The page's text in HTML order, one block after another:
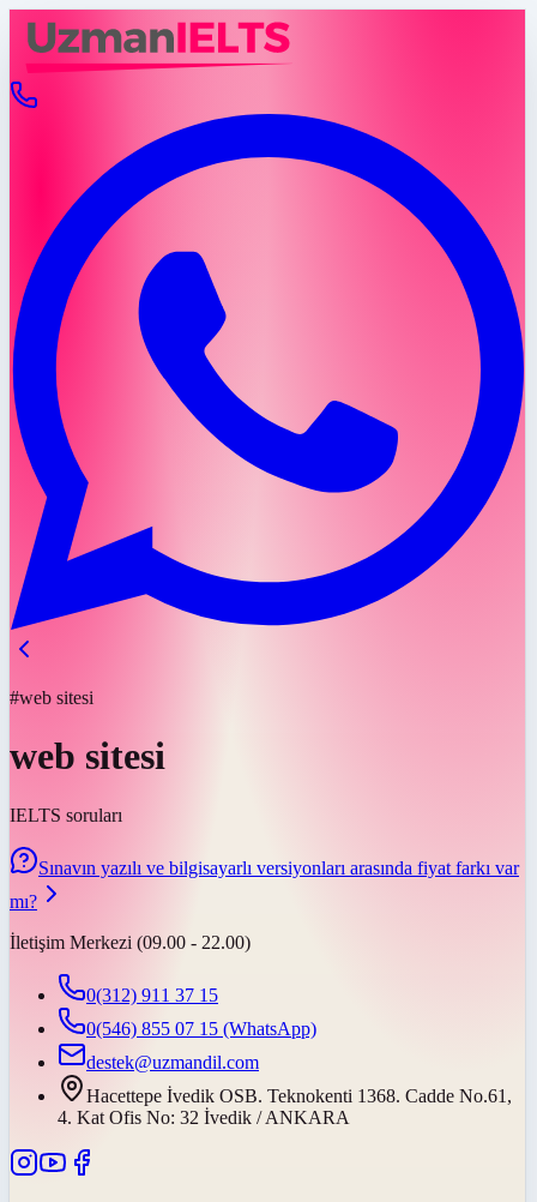
#web sitesi
web sitesi
IELTS soruları
Sınavın yazılı ve bilgisayarlı versiyonları arasında fiyat farkı var
mı?
İletişim Merkezi (09.00 - 22.00)
0(312) 911 37 15
0(546) 855 07 15 (WhatsApp)
destek@uzmandil.com
Hacettepe İvedik OSB. Teknokenti 1368. Cadde No.61,
4. Kat Ofis No: 32 İvedik / ANKARA